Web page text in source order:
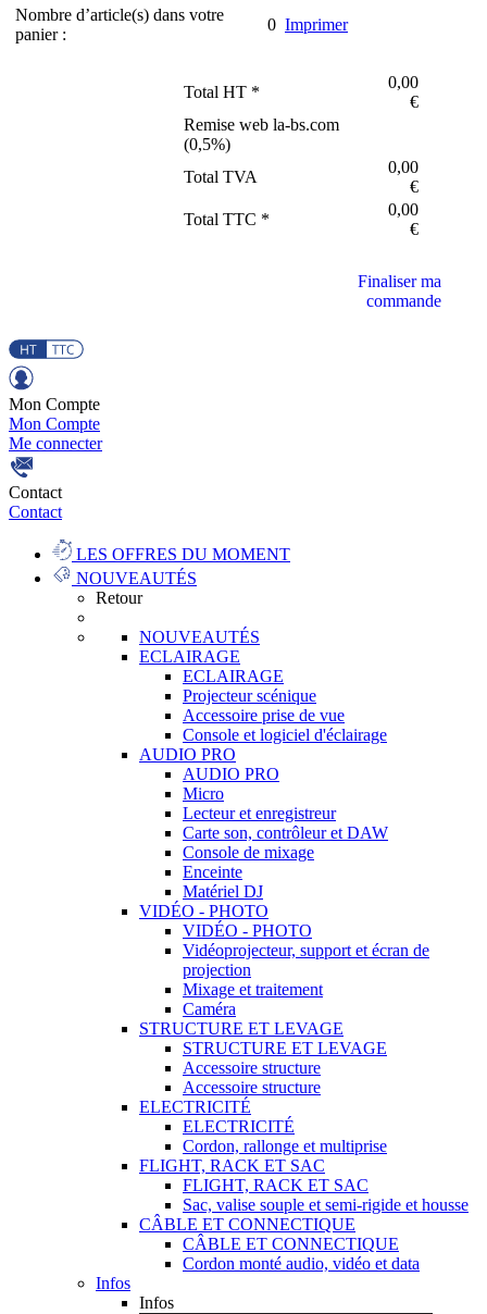
Nombre d’article(s) dans votre
panier :
0 Imprimer
Total HT *
0,00
€
Remise web la-bs.com
(0,5%)
Total TVA
0,00
€
Total TTC *
0,00
€
Finaliser ma
commande
Mon Compte
Mon Compte
Me connecter
Contact
Contact
LES OFFRES DU MOMENT
NOUVEAUTÉS
Retour
NOUVEAUTÉS
ECLAIRAGE
ECLAIRAGE
Projecteur scénique
Accessoire prise de vue
Console et logiciel d'éclairage
AUDIO PRO
AUDIO PRO
Micro
Lecteur et enregistreur
Carte son, contrôleur et DAW
Console de mixage
Enceinte
Matériel DJ
VIDÉO - PHOTO
VIDÉO - PHOTO
Vidéoprojecteur, support et écran de
projection
Mixage et traitement
Caméra
STRUCTURE ET LEVAGE
STRUCTURE ET LEVAGE
Accessoire structure
Accessoire structure
ELECTRICITÉ
ELECTRICITÉ
Cordon, rallonge et multiprise
FLIGHT, RACK ET SAC
FLIGHT, RACK ET SAC
Sac, valise souple et semi-rigide et housse
CÂBLE ET CONNECTIQUE
CÂBLE ET CONNECTIQUE
Cordon monté audio, vidéo et data
Infos
Infos